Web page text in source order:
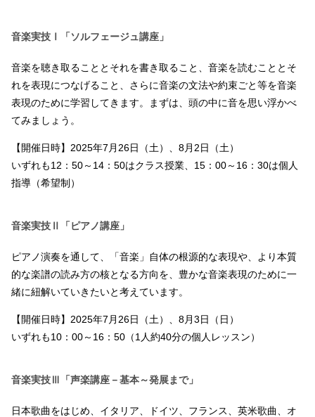
音楽実技Ⅰ「ソルフェージュ講座」
音楽を聴き取ることとそれを書き取ること、音楽を読むこととそ
れを表現につなげること、さらに音楽の文法や約束ごと等を音楽
表現のために学習してきます。まずは、頭の中に音を思い浮かべ
てみましょう。
【開催日時】2025年7月26日（土）、8月2日（土）
いずれも12：50～14：50はクラス授業、15：00～16：30は個人
指導（希望制）
音楽実技Ⅱ「ピアノ講座」
ピアノ演奏を通して、「音楽」自体の根源的な表現や、より本質
的な楽譜の読み方の核となる方向を、豊かな音楽表現のために一
緒に紐解いていきたいと考えています。
【開催日時】2025年7月26日（土）、8月3日（日）
いずれも10：00～16：50（1人約40分の個人レッスン）
音楽実技Ⅲ「声楽講座－基本～発展まで」
日本歌曲をはじめ、イタリア、ドイツ、フランス、英米歌曲、オ